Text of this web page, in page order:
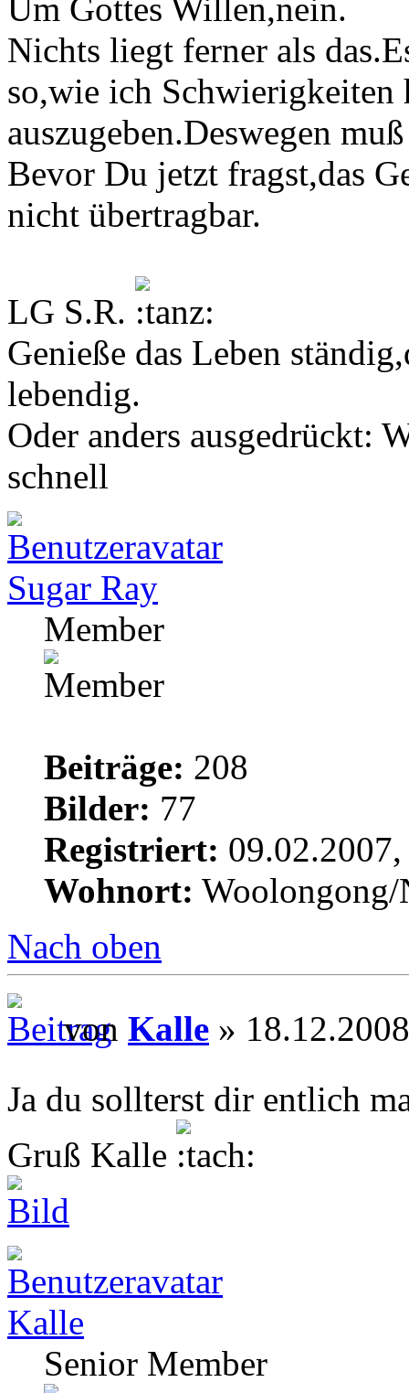
Um Gottes Willen,nein.
Nichts liegt ferner als
so,wie ich Schwierigkeiten
auszugeben.Deswegen
Bevor Du jetzt fragst,das
nicht übertragbar.
LG S.R.
Genieße das Leben
lebendig.
Oder anders ausgedrückt:
schnell
Sugar Ray
Member
Beiträge: 208
Bilder: 77
Registriert:
Wohnort: Woolongong/
Nach oben
von Kalle »
Ja du sollterst dir entlich
Gruß Kalle
Kalle
Senior Member